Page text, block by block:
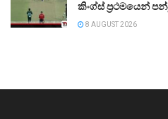
කිංග්ස් ප්‍රථමයෙන්
8 AUGUST 2026